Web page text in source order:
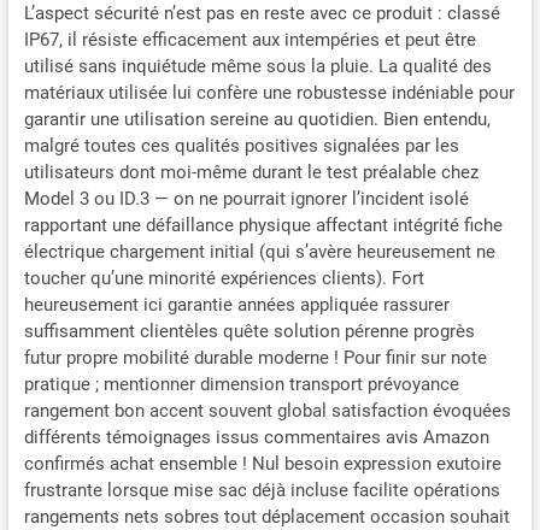
【Contenu de l'emballage et
Garantie】Chargeur pour
véhicule électrique
VDLPOWERVP de type 2
(norme européenne
Schuko) x1, manuel
d'utilisation x1.
VDLPOWERVP offre une
garantie constructeur d'un
an. Veuillez contacter le
service client pour
enregistrer votre garantie et
obtenir un support de
fixation ou une extension de
garantie.
L’aspect sécurité n’est pas en reste avec ce produit : classé
IP67, il résiste efficacement aux intempéries et peut être
utilisé sans inquiétude même sous la pluie. La qualité des
matériaux utilisée lui confère une robustesse indéniable pour
garantir une utilisation sereine au quotidien. Bien entendu,
malgré toutes ces qualités positives signalées par les
utilisateurs dont moi-même durant le test préalable chez
Model 3 ou ID.3 — on ne pourrait ignorer l’incident isolé
rapportant une défaillance physique affectant intégrité fiche
électrique chargement initial (qui s’avère heureusement ne
toucher qu’une minorité expériences clients). Fort
heureusement ici garantie années appliquée rassurer
suffisamment clientèles quête solution pérenne progrès
futur propre mobilité durable moderne ! Pour finir sur note
pratique ; mentionner dimension transport prévoyance
rangement bon accent souvent global satisfaction évoquées
différents témoignages issus commentaires avis Amazon
confirmés achat ensemble ! Nul besoin expression exutoire
frustrante lorsque mise sac déjà incluse facilite opérations
rangements nets sobres tout déplacement occasion souhait